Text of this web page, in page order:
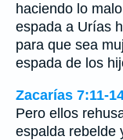
haciendo lo
espada a Urías
para que sea
espada de los
Zacarías 7:11-
Pero ellos
espalda rebelde